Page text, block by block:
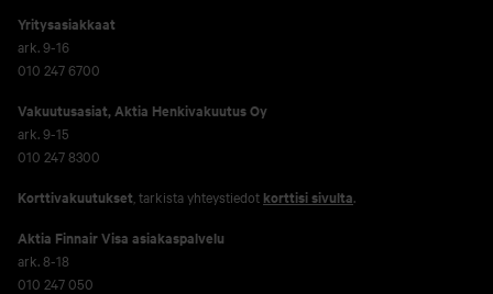
Yritysasiakkaat
ark. 9-16
010 247 6700
Vakuutusasiat, Aktia Henkivakuutus Oy
ark. 9-15
010 247 8300
Korttivakuutukset , tarkista yhteystiedot korttisi sivulta.
Aktia Finnair Visa asiakaspalvelu
ark. 8-18
010 247 050